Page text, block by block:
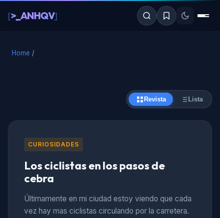
contenido
[>_ANHQV]
Home /
Revista Lista
CURIOSIDADES
Los ciclistas en los pasos de
cebra
Últimamente en mi ciudad estoy viendo que cada
vez hay mas ciclistas circulando por la carretera.